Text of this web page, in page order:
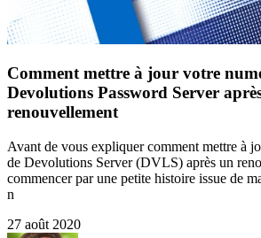
Comment mettre à jour votre
Devolutions Password Server
renouvellement
Avant de vous expliquer comment mettre à
de Devolutions Server (DVLS) après un
commencer par une petite histoire issue de
n
27 août 2020